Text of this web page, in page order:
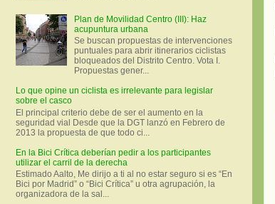
Plan de Movilidad Centro (III): Haz
acupuntura urbana
Se buscan propuestas de intervenciones
puntuales para abrir itinerarios ciclistas
bloqueados del Distrito Centro. Vota I.
Propuestas gener...
Lo que opine un ciclista es irrelevante para legislar
sobre el casco
El principal criterio debe de ser el aumento en la
seguridad vial Desde que la DGT lanzó en Febrero de
2013 la propuesta de que todo ci...
En la Bici Crítica deberían pedir a los participantes
utilizar el carril de la derecha
Estimado Aalto, Me dirijo a ti al no estar seguro si es “En
Bici por Madrid” o “Bici Crítica” u otra agrupación, la
organizadora de la sal...